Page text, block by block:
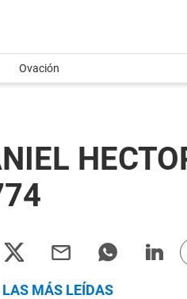
Ovación
LAS MÁS LEÍDAS